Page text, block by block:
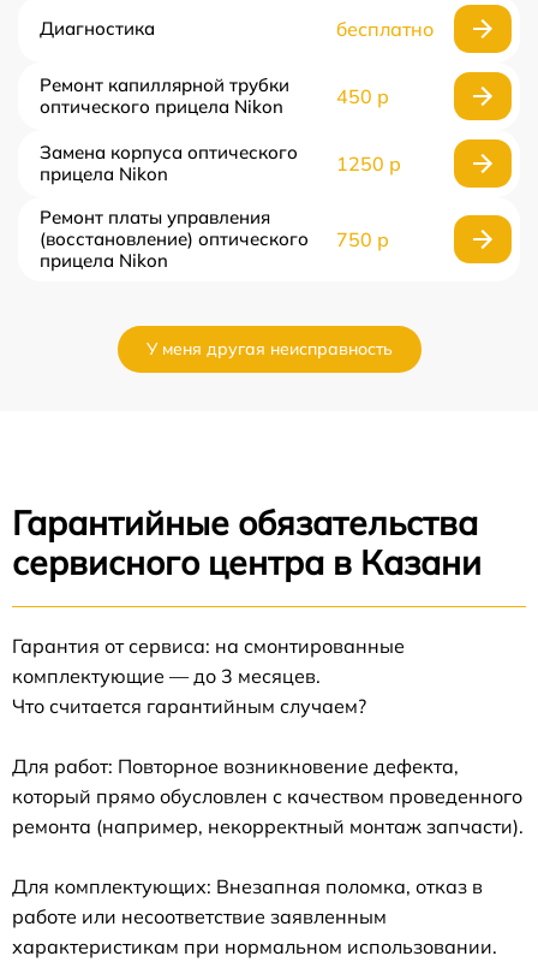
Диагностика бесплатно
Ремонт капиллярной трубки
оптического прицела Nikon
450 р
Замена корпуса оптического
прицела Nikon
1250 р
Ремонт платы управления
(восстановление) оптического
прицела Nikon
750 р
У меня другая неисправность
Гарантийные обязательства
сервисного центра в Казани
Гарантия от сервиса: на смонтированные
комплектующие — до 3 месяцев.
Что считается гарантийным случаем?
Для работ: Повторное возникновение дефекта,
который прямо обусловлен с качеством проведенного
ремонта (например, некорректный монтаж запчасти).
Для комплектующих: Внезапная поломка, отказ в
работе или несоответствие заявленным
характеристикам при нормальном использовании.